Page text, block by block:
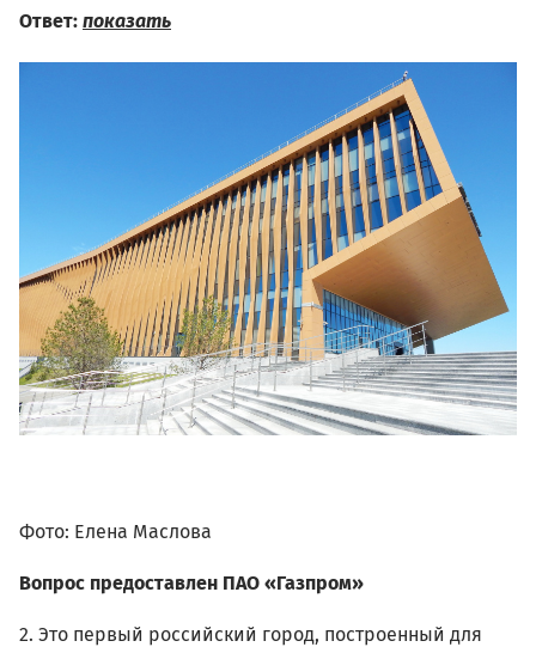
Ответ: показать
Фото: Елена Маслова
Вопрос предоставлен ПАО «Газпром»
2. Это первый российский город, построенный для